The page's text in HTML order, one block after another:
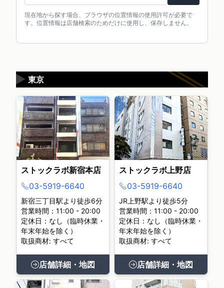
現在地から探す場合、ブラウザの位置情報の使用許可が必要で
す。位置情報は店舗検索のためだけに使用し、保存しません。
東京
▶
ストックラボ新宿本店
03-5919-6640
新宿三丁目駅より徒歩6分
営業時間：11:00 - 20:00
定休日：なし（臨時休業・
年末年始を除く）
取扱商材: すべて
店舗詳細・地図
ストックラボ上野店
03-5919-6640
JR上野駅より徒歩5分
営業時間：11:00 - 20:00
定休日：なし（臨時休業・
年末年始を除く）
取扱商材: すべて
店舗詳細・地図